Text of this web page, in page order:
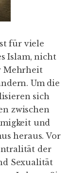
für viele
Islam, nicht
Mehrheit
Um die
sich
zwischen
und
heraus. Vor
der
Sexualität